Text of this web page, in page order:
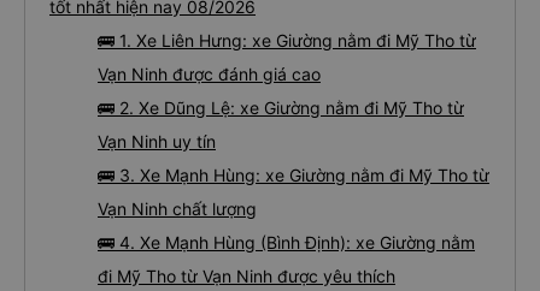
tốt nhất hiện nay 08/2026
🚌 1. Xe Liên Hưng: xe Giường nằm đi Mỹ Tho từ
Vạn Ninh được đánh giá cao
🚌 2. Xe Dũng Lệ: xe Giường nằm đi Mỹ Tho từ
Vạn Ninh uy tín
🚌 3. Xe Mạnh Hùng: xe Giường nằm đi Mỹ Tho từ
Vạn Ninh chất lượng
🚌 4. Xe Mạnh Hùng (Bình Định): xe Giường nằm
đi Mỹ Tho từ Vạn Ninh được yêu thích